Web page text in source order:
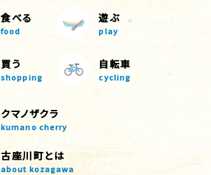
食べる
food
遊ぶ
play
買う
shopping
自転車
cycling
クマノザクラ
kumano cherry
古座川町とは
about kozagawa